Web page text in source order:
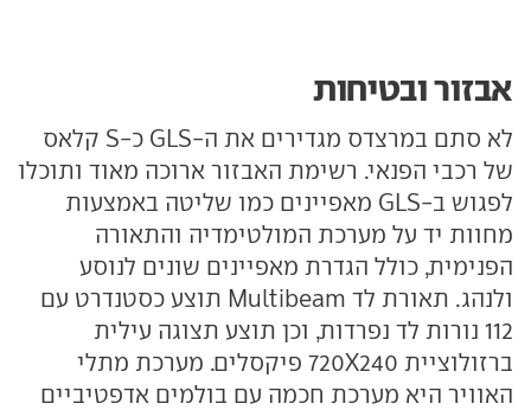
אבזור ובטיחות
לא סתם במרצדס מגדירים את ה-GLS כ-S קלאס
של רכבי הפנאי. רשימת האבזור ארוכה מאוד ותוכלו
לפגוש ב-GLS מאפיינים כמו שליטה באמצעות
מחוות יד על מערכת המולטימדיה והתאורה
הפנימית, כולל הגדרת מאפיינים שונים לנוסע
ולנהג. תאורת לד Multibeam תוצע כסטנדרט עם
112 נורות לד נפרדות, וכן תוצע תצוגה עילית
ברזולוציית 720X240 פיקסלים. מערכת מתלי
האוויר היא מערכת חכמה עם בולמים אדפטיביים